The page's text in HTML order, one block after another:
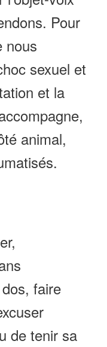
Pour
nous
sexuel et
et la
animal,
faire
de tenir sa